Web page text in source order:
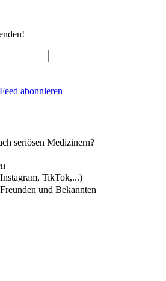
seriösen Medizinern?
TikTok,...)
und Bekannten